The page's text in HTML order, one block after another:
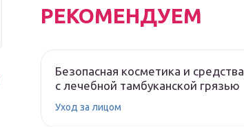
РЕКОМЕНДУЕМ
Безопасная косметика и средства
с лечебной тамбуканской грязью
Уход за лицом